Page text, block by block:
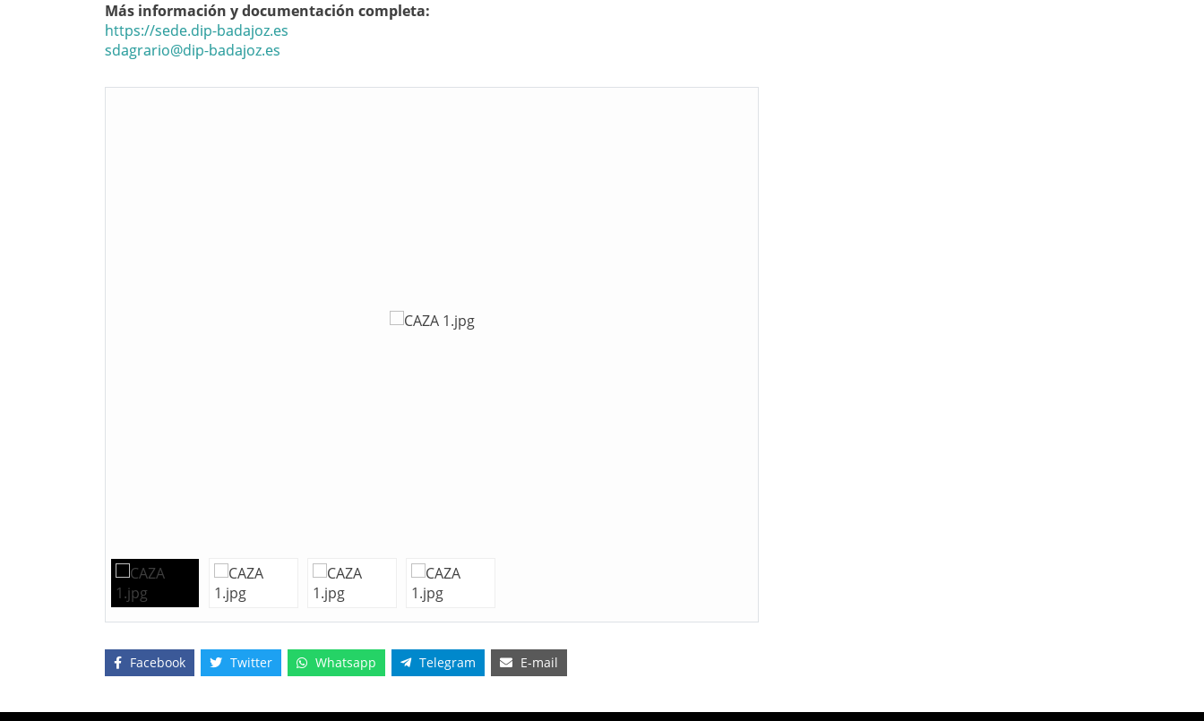
Más información y documentación completa:
https://sede.dip-badajoz.es
sdagrario@dip-badajoz.es
Facebook Twitter Whatsapp Telegram E-mail